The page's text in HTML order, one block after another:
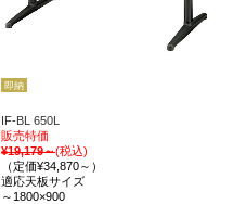
即納
IF-BL 650L
販売特価
¥19,179～(税込)
（定価¥34,870～）
適応天板サイズ
～1800×900